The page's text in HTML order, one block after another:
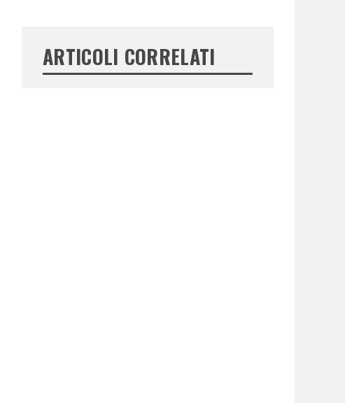
ARTICOLI CORRELATI